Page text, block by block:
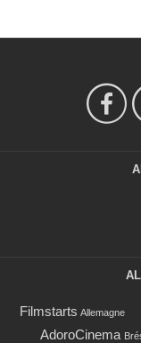
Filmstarts Allemagne
AdoroCinema